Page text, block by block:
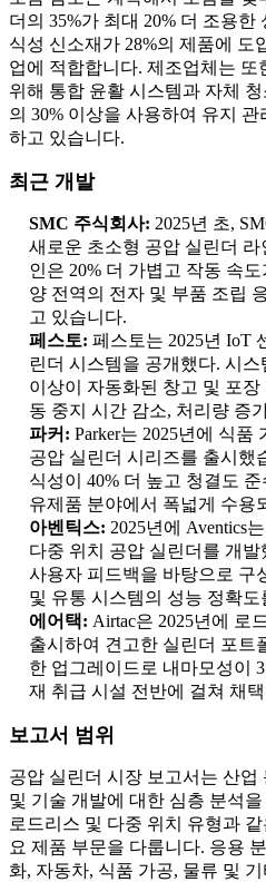
더의 35%가 최대 20% 더 조용한
식성 신소재가 28%의 제품에 도
업에 적합합니다. 제조업체는 또
위해 통합 윤활 시스템과 자체
의 30% 이상을 사용하여 유지
하고 있습니다.
최근 개발
SMC 주식회사: 2025년 초,
새로운 초소형 공압 실린더
인은 20% 더 가볍고 작동 속
양 전역의 전자 및 부품 조립
고 있습니다.
페스토: 페스토는 2025년 IoT
린더 시스템을 공개했다. 시
이상이 자동화된 창고 및 포
동 중지 시간 감소, 처리량 증
파커: Parker는 2025년에 식품
공압 실린더 시리즈를 출시했
식성이 40% 더 높고 청결도
유제품 분야에서 폭넓게 수용
아벤틱스: 2025년에 Aventics
다중 위치 공압 실린더를 개
사용자 피드백을 바탕으로 구
및 유통 시스템의 성능 정확
에어택: Airtac은 2025년에 로
출시하여 견고한 실린더 포트
한 업그레이드로 내마모성이
재 취급 시설 전반에 걸쳐 채
보고서 범위
공압 실린더 시장 보고서는 산업
및 기술 개발에 대한 심층 분석
로드리스 및 다중 위치 유형과
요 제품 부문을 다룹니다. 응용
화, 자동차, 식품 가공, 물류 및